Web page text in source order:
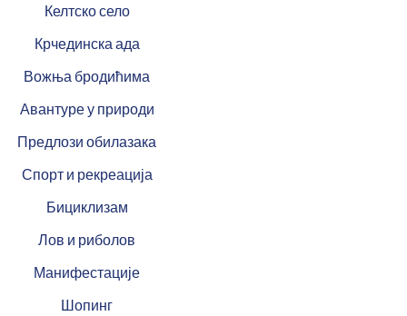
Келтско село
Крчединска ада
Вожња бродићима
Авантуре у природи
Предлози обилазака
Спорт и рекреација
Бициклизам
Лов и риболов
Манифестације
Шопинг